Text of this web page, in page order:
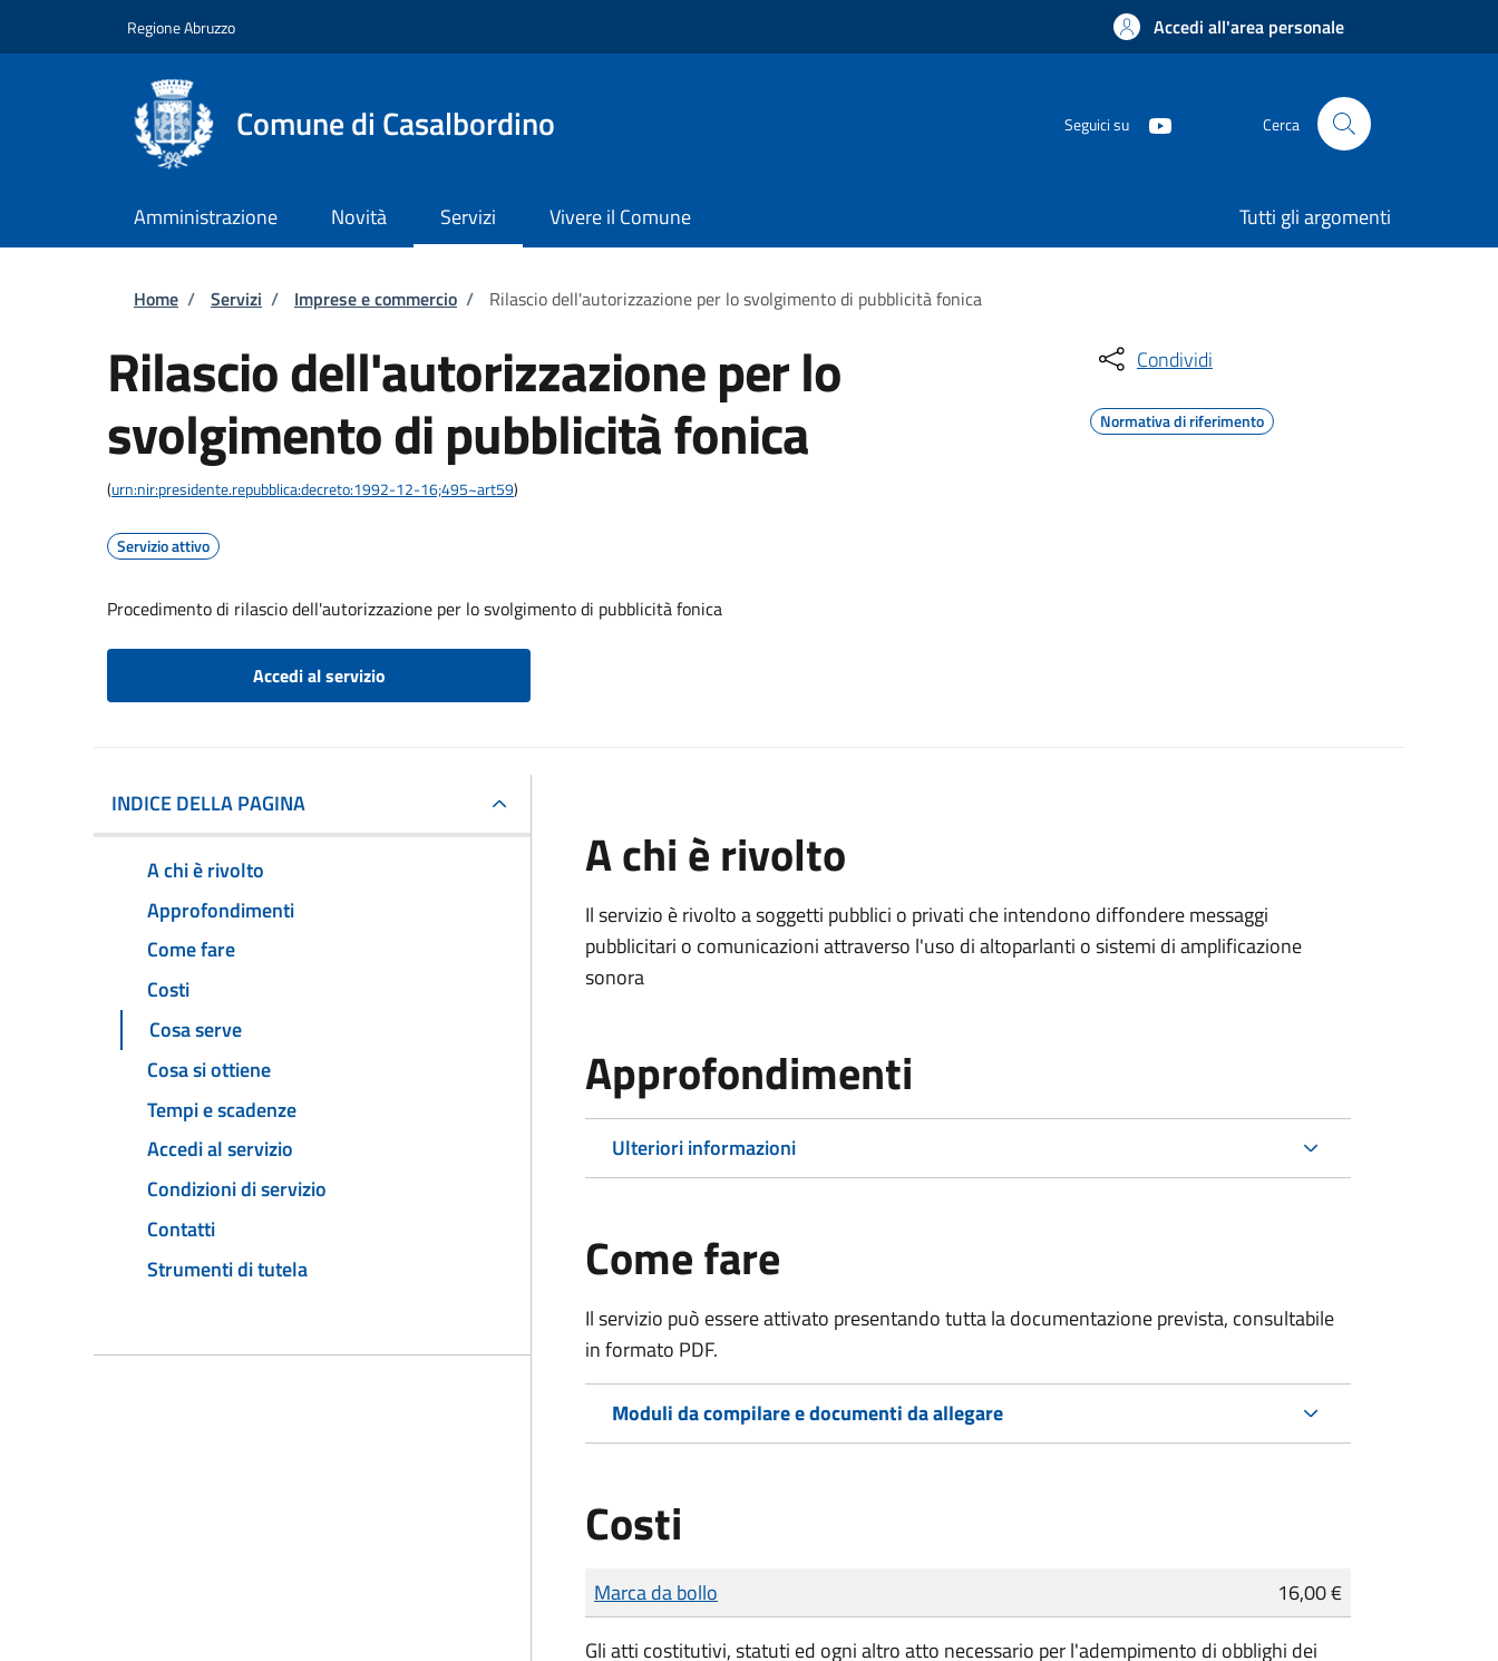
Regione Abruzzo Accedi all'area personale
Comune di Casalbordino Seguici su Cerca
Amministrazione Novità Servizi Vivere il Comune Tutti gli argomenti
Briciole di pane
Home / Servizi / Imprese e commercio / Rilascio dell'autorizzazione per lo svolgimento di pubblicità fonica
Rilascio dell'autorizzazione per lo
svolgimento di pubblicità fonica
(urn:nir:presidente.repubblica:decreto:1992-12-16;495~art59)
Servizio attivo
Procedimento di rilascio dell'autorizzazione per lo svolgimento di pubblicità fonica
Accedi al servizio
Condividi
Normativa di riferimento
INDICE DELLA PAGINA
A chi è rivolto
Approfondimenti
Come fare
Costi
Cosa serve
Cosa si ottiene
Tempi e scadenze
Accedi al servizio
Condizioni di servizio
Contatti
Strumenti di tutela
A chi è rivolto
Il servizio è rivolto a soggetti pubblici o privati che intendono diffondere messaggi
pubblicitari o comunicazioni attraverso l'uso di altoparlanti o sistemi di amplificazione
sonora
Approfondimenti
Ulteriori informazioni
Come fare
Il servizio può essere attivato presentando tutta la documentazione prevista, consultabile
in formato PDF.
Moduli da compilare e documenti da allegare
Costi
Tipo di pagamento
Importo
Marca da bollo
16,00 €
Gli atti costitutivi, statuti ed ogni altro atto necessario per l'adempimento di obblighi dei